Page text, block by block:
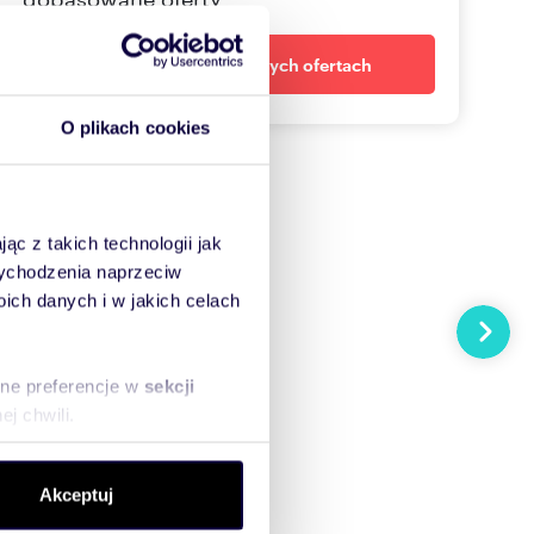
O plikach cookies
z takich technologii jak
naprzeciw
danych i w jakich celach
preferencje w sekcji
chwili.
społecznościowym,
od Ciebie lub
Akceptuj
Powiadom o nowych ofertach